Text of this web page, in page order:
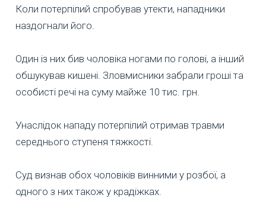
Коли потерпілий спробував утекти, нападники
наздогнали його.
Один із них бив чоловіка ногами по голові, а інший
обшукував кишені. Зловмисники забрали гроші та
особисті речі на суму майже 10 тис. грн.
Унаслідок нападу потерпілий отримав травми
середнього ступеня тяжкості.
Суд визнав обох чоловіків винними у розбої, а
одного з них також у крадіжках.